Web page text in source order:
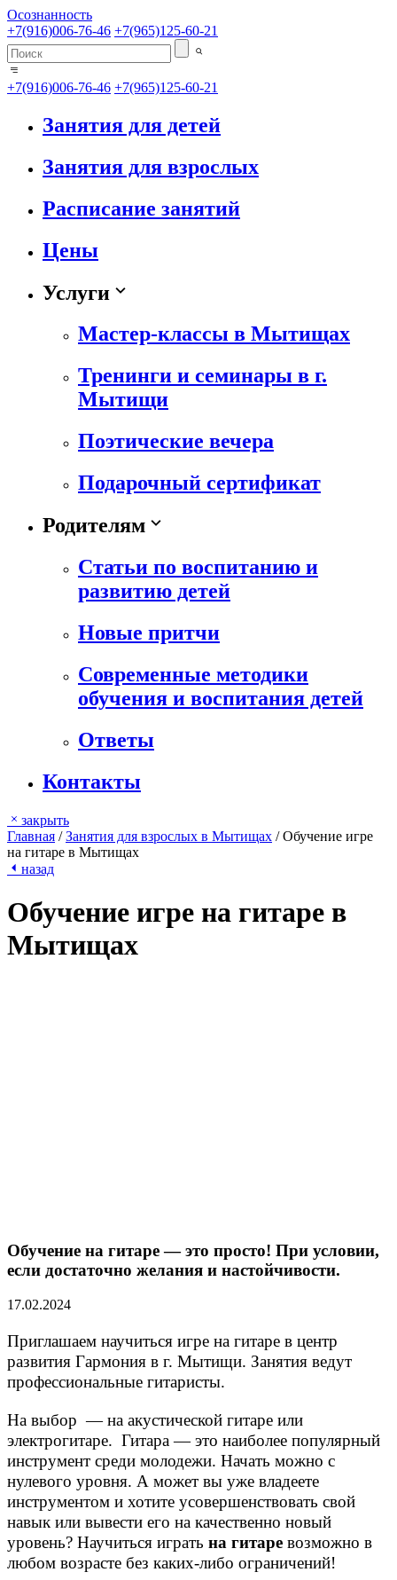
Осознанность
+7(916)006-76-46 +7(965)125-60-21
+7(916)006-76-46 +7(965)125-60-21
Занятия для детей
Занятия для взрослых
Расписание занятий
Цены
Услуги
Мастер-классы в Мытищах
Тренинги и семинары в г.
Мытищи
Поэтические вечера
Подарочный сертификат
Родителям
Статьи по воспитанию и
развитию детей
Новые притчи
Современные методики
обучения и воспитания детей
Ответы
Контакты
закрыть
Главная /Занятия для взрослых в Мытищах /Обучение игре
на гитаре в Мытищах
назад
Обучение игре на гитаре в
Мытищах
Обучение на гитаре — это просто! При условии,
если достаточно желания и настойчивости.
17.02.2024
Приглашаем научиться игре на гитаре в центр
развития Гармония в г. Мытищи. Занятия ведут
профессиональные гитаристы.
На выбор — на акустической гитаре или
электрогитаре. Гитара — это наиболее популярный
инструмент среди молодежи. Начать можно с
нулевого уровня. А может вы уже владеете
инструментом и хотите усовершенствовать свой
навык или вывести его на качественно новый
уровень? Научиться играть на гитаре возможно в
любом возрасте без каких-либо ограничений!